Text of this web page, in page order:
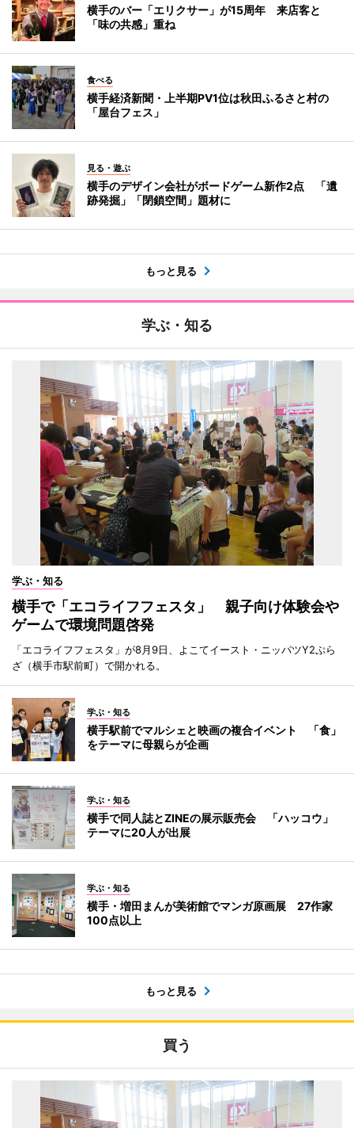
横手のバー「エリクサー」が15周年 来店客と
「味の共感」重ね
食べる
横手経済新聞・上半期PV1位は秋田ふるさと村の
「屋台フェス」
見る・遊ぶ
横手のデザイン会社がボードゲーム新作2点 「遺
跡発掘」「閉鎖空間」題材に
もっと見る
学ぶ・知る
学ぶ・知る
横手で「エコライフフェスタ」 親子向け体験会や
ゲームで環境問題啓発
「エコライフフェスタ」が8月9日、よこてイースト・ニッパツY2ぷら
ざ（横手市駅前町）で開かれる。
学ぶ・知る
横手駅前でマルシェと映画の複合イベント 「食」
をテーマに母親らが企画
学ぶ・知る
横手で同人誌とZINEの展示販売会 「ハッコウ」
テーマに20人が出展
学ぶ・知る
横手・増田まんが美術館でマンガ原画展 27作家
100点以上
もっと見る
買う